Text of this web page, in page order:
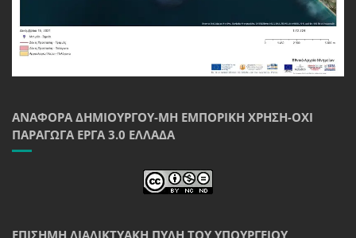
ΑΝΑΦΟΡΆ ΔΗΜΙΟΥΡΓΟΎ-ΜΗ ΕΜΠΟΡΙΚΉ ΧΡΉΣΗ-ΌΧΙ
ΠΑΡΆΓΩΓΑ ΈΡΓΑ 3.0 ΕΛΛΆΔΑ
ΕΠΊΣΗΜΗ ΔΙΑΔΙΚΤΥΑΚΉ ΠΎΛΗ ΤΟΥ ΥΠΟΥΡΓΕΊΟΥ